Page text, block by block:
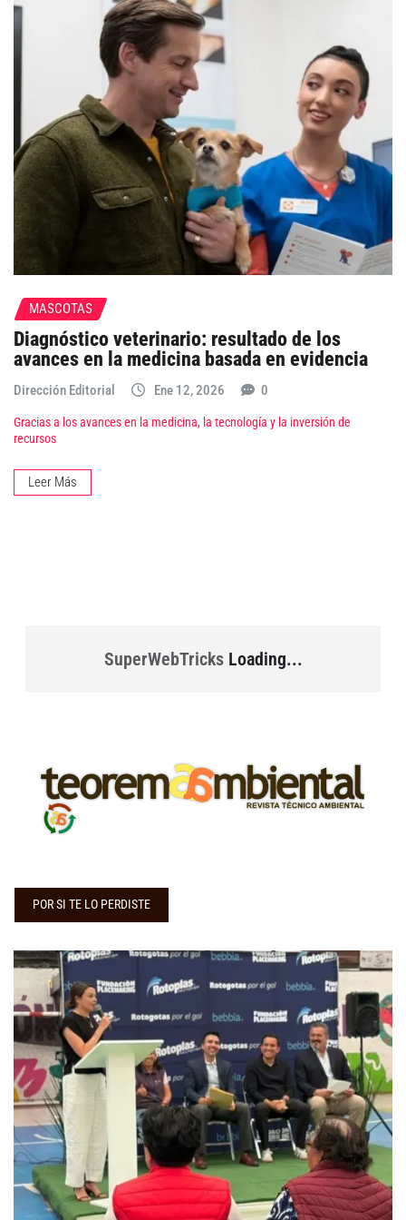
MASCOTAS
Diagnóstico veterinario: resultado de los
avances en la medicina basada en evidencia
Dirección Editorial Ene 12, 2026 0
Gracias a los avances en la medicina, la tecnología y la inversión de
recursos
Leer Más
SuperWebTricksLoading...
POR SI TE LO PERDISTE